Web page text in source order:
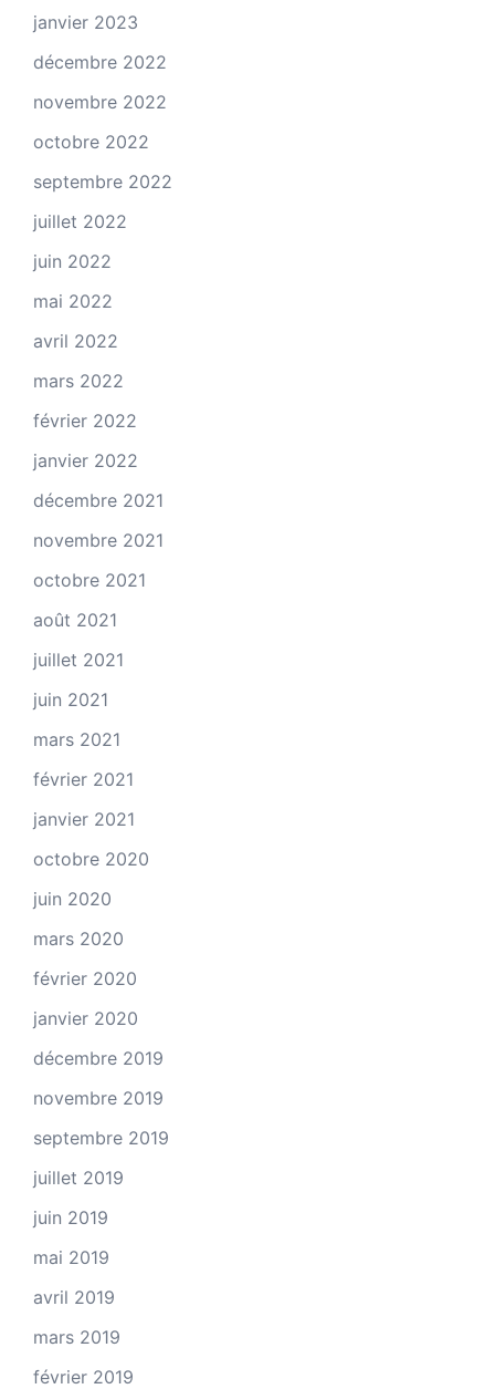
janvier 2023
décembre 2022
novembre 2022
octobre 2022
septembre 2022
juillet 2022
juin 2022
mai 2022
avril 2022
mars 2022
février 2022
janvier 2022
décembre 2021
novembre 2021
octobre 2021
août 2021
juillet 2021
juin 2021
mars 2021
février 2021
janvier 2021
octobre 2020
juin 2020
mars 2020
février 2020
janvier 2020
décembre 2019
novembre 2019
septembre 2019
juillet 2019
juin 2019
mai 2019
avril 2019
mars 2019
février 2019